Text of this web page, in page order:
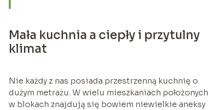
Mała kuchnia a ciepły i przytulny
klimat
Nie każdy z nas posiada przestrzenną kuchnię o
dużym metrażu. W wielu mieszkaniach położonych
w blokach znajdują się bowiem niewielkie aneksy